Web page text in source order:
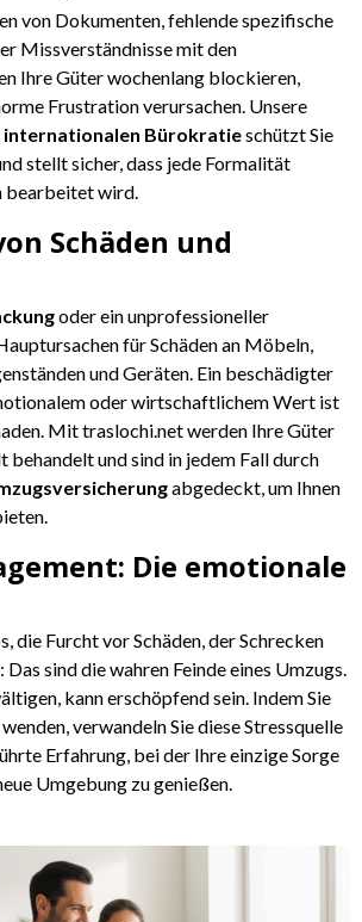
von Dokumenten, fehlende spezifische
Missverständnisse mit den
Ihre Güter wochenlang blockieren,
Frustration verursachen. Unsere
internationalen Bürokratieschützt Sie
stellt sicher, dass jede Formalität
bearbeitet wird.
Schäden und
oder ein unprofessioneller
für Schäden an Möbeln,
und Geräten. Ein beschädigter
oder wirtschaftlichem Wert ist
Mit traslochi.net werden Ihre Güter
und sind in jedem Fall durch
abgedeckt, um Ihnen
Die emotionale
die Furcht vor Schäden, der Schrecken
sind die wahren Feinde eines Umzugs.
kann erschöpfend sein. Indem Sie
verwandeln Sie diese Stressquelle
Erfahrung, bei der Ihre einzige Sorge
Umgebung zu genießen.